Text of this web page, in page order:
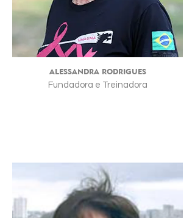
ALESSANDRA RODRIGUES
Fundadora e Treinadora